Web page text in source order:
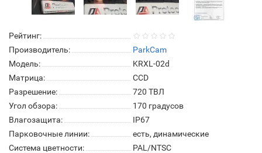
Рейтинг:
Производитель:
ParkCam
Модель:
KRXL-02d
Матрица:
СCD
Разрешение:
720 ТВЛ
Угол обзора:
170 градусов
Влагозащита:
IP67
Парковочные линии:
есть, динамические
Система цветности:
PAL/NTSC